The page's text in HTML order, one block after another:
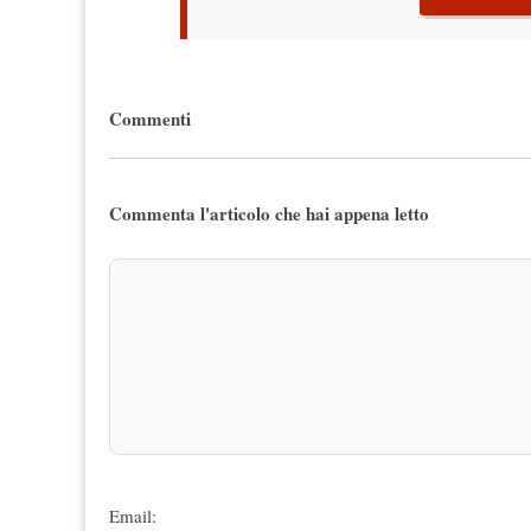
Commenti
Commenta l'articolo che hai appena letto
Email: